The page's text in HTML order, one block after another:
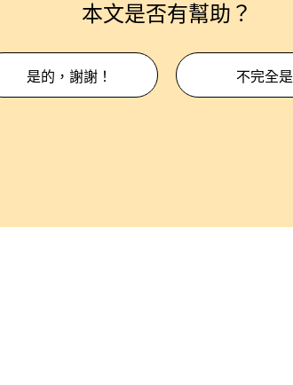
本文是否有幫助？
是的，謝謝！ 不完全是